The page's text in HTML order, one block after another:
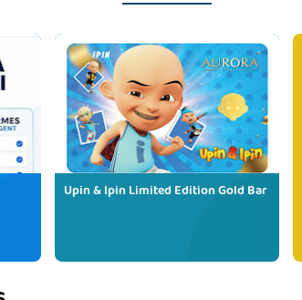
Upin & Ipin Limited Edition Gold Bar